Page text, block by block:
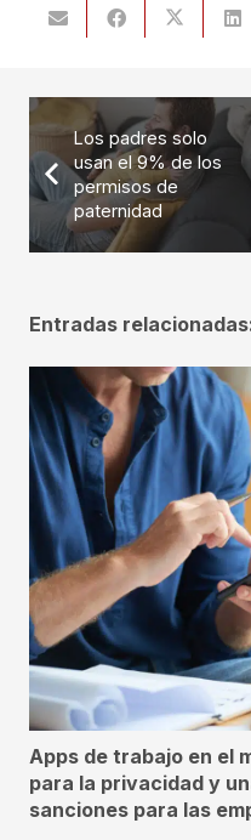
Los padres solo
usan el 9% de los
permisos de
paternidad
Entradas
Apps de trabajo en el
para la privacidad y
sanciones para las